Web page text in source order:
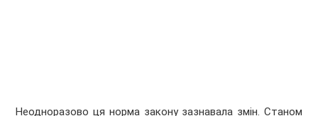
Неодноразово ця норма закону зазнавала змін. Станом